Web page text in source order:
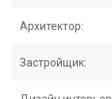
Архитектор:
Застройщик: